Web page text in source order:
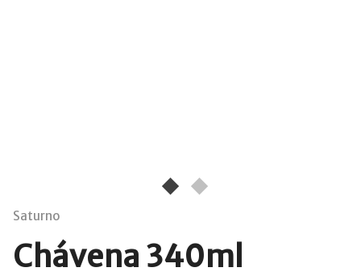
Saturno
Chávena 340ml